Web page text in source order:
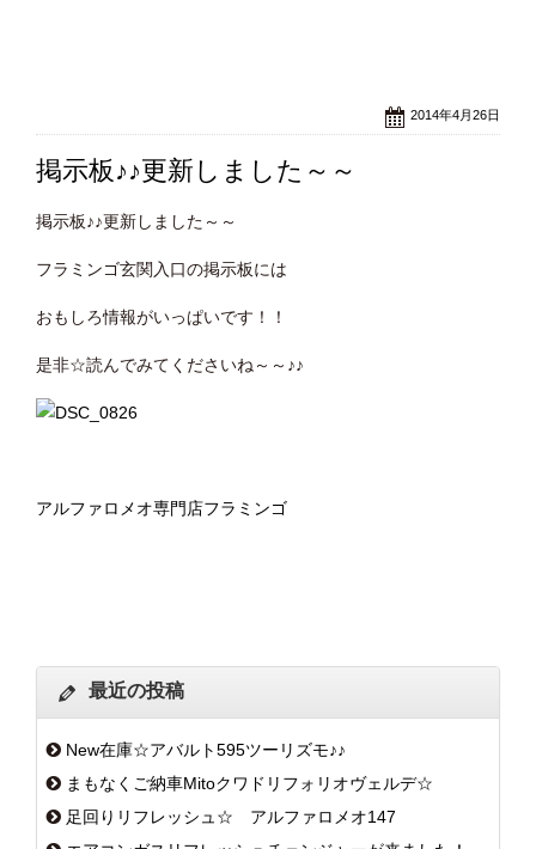
2014年4月26日
掲示板♪♪更新しました～～
掲示板♪♪更新しました～～
フラミンゴ玄関入口の掲示板には
おもしろ情報がいっぱいです！！
是非☆読んでみてくださいね～～♪♪
アルファロメオ専門店フラミンゴ
最近の投稿
New在庫☆アバルト595ツーリズモ♪♪
まもなくご納車Mitoクワドリフォリオヴェルデ☆
足回りリフレッシュ☆ アルファロメオ147